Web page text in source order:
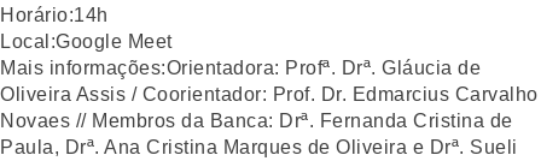
Horário:14h
Local:Google Meet
Mais informações:Orientadora: Profª. Drª. Gláucia de
Oliveira Assis / Coorientador: Prof. Dr. Edmarcius Carvalho
Novaes // Membros da Banca: Drª. Fernanda Cristina de
Paula, Drª. Ana Cristina Marques de Oliveira e Drª. Sueli